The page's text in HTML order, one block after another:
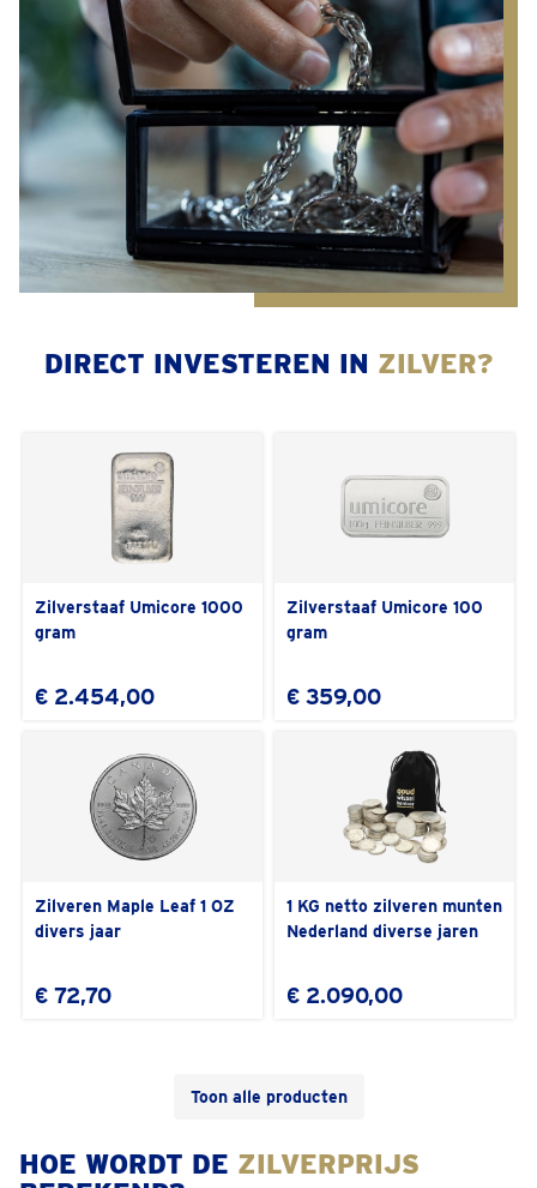
DIRECT INVESTEREN IN ZILVER?
Zilverstaaf Umicore 1000
gram
€ 2.454,00
Zilverstaaf Umicore 100
gram
€ 359,00
Zilveren Maple Leaf 1 OZ
divers jaar
€ 72,70
1 KG netto zilveren munten
Nederland diverse jaren
€ 2.090,00
Toon alle producten
HOE WORDT DE ZILVERPRIJS